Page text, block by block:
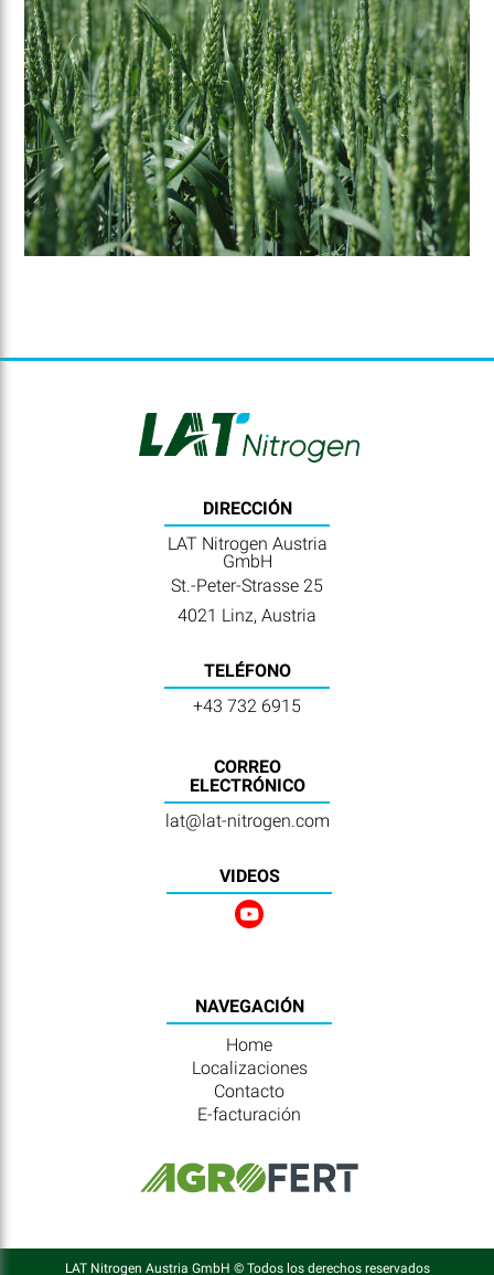
DIRECCIÓN
LAT Nitrogen Austria
GmbH
St.-Peter-Strasse 25
4021 Linz, Austria
TELÉFONO
+43 732 6915
CORREO
ELECTRÓNICO
lat@lat-nitrogen.com
VIDEOS
NAVEGACIÓN
Home
Localizaciones
Contacto
E-facturación
LAT Nitrogen Austria GmbH © Todos los derechos reservados